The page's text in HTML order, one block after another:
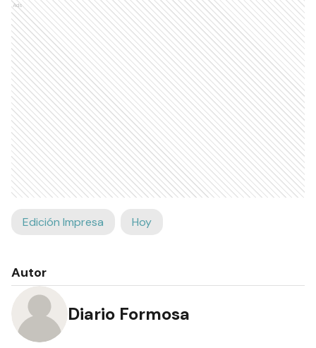
Ads
Edición Impresa Hoy
Autor
Diario Formosa